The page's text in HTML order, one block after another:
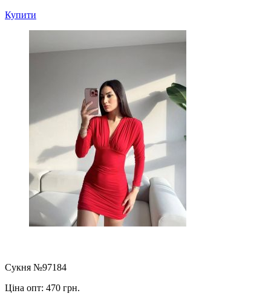
Купити
Сукня №97184
Ціна опт: 470 грн.